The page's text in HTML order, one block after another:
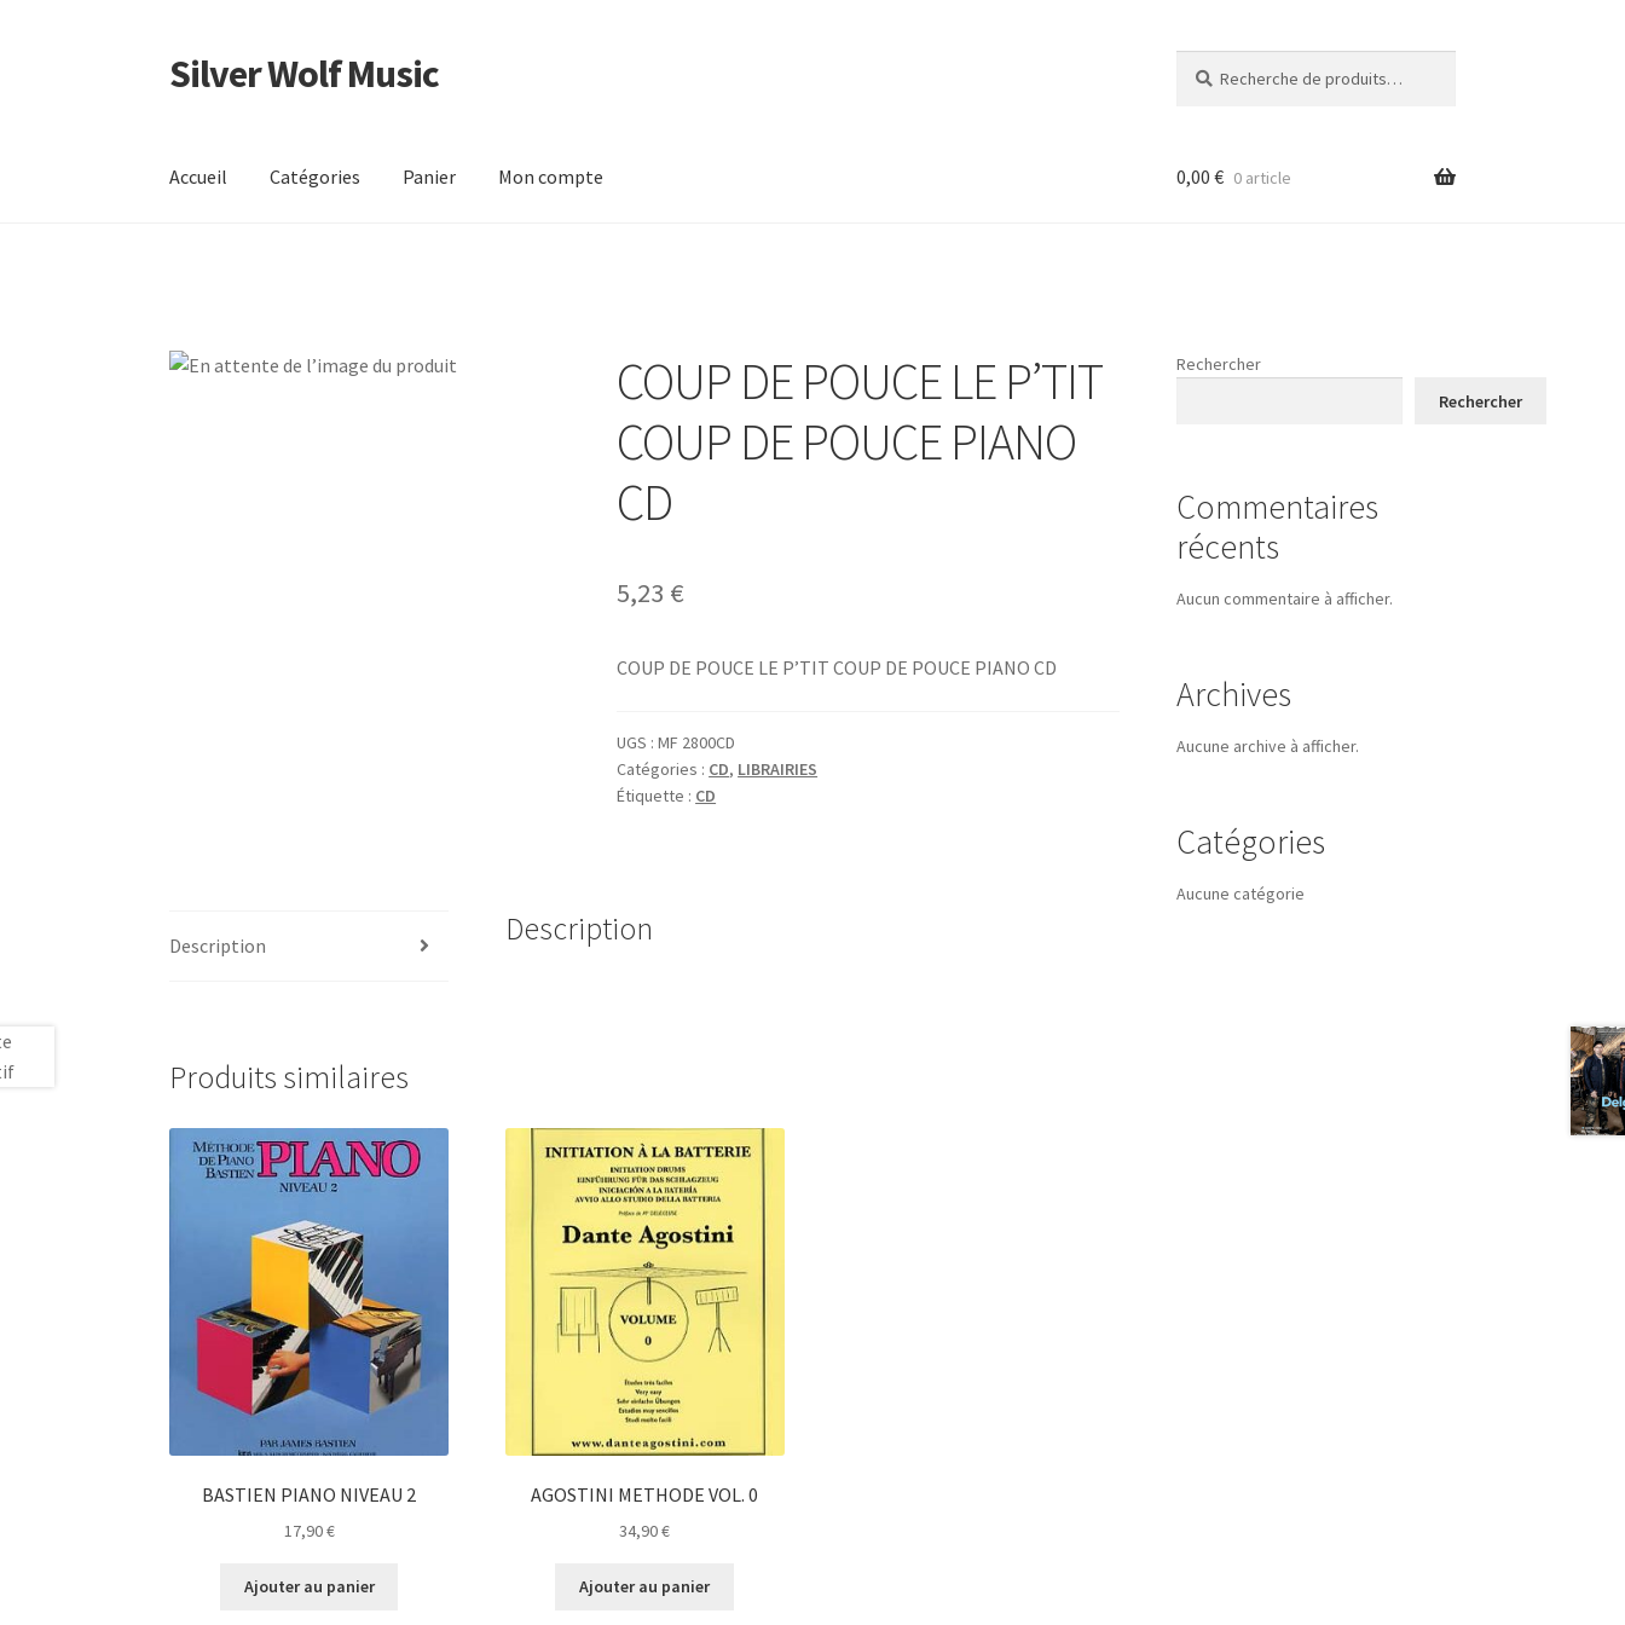
Aller
à
Aller
au
Silver Wolf Music
pour :
Accueil Catégories Panier Mon compte 0,00 € 0 article
COUP DE POUCE LE P’TIT
COUP DE POUCE PIANO
CD
5,23 €
COUP DE POUCE LE P’TIT COUP DE POUCE PIANO CD
UGS :MF 2800CD
Catégories : CD, LIBRAIRIES
Étiquette : CD
Description Description
Produits similaires
BASTIEN PIANO NIVEAU 2
17,90€
Ajouter au panier
AGOSTINI METHODE VOL. 0
34,90€
Ajouter au panier
Rechercher
Rechercher
Commentaires
récents
Aucun commentaire à afficher.
Archives
Aucune archive à afficher.
Catégories
Aucune catégorie